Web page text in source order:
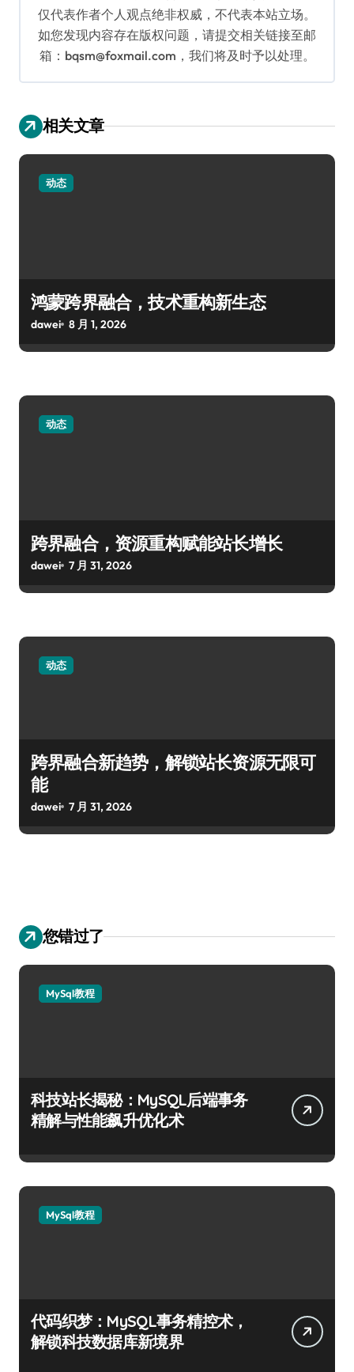
仅代表作者个人观点绝非权威，不代表本站立场。
如您发现内容存在版权问题，请提交相关链接至邮
箱：bqsm@foxmail.com，我们将及时予以处理。
相关文章
动态
鸿蒙跨界融合，技术重构新生态
dawei 8 月 1, 2026
动态
跨界融合，资源重构赋能站长增长
dawei 7 月 31, 2026
动态
跨界融合新趋势，解锁站长资源无限可
能
dawei 7 月 31, 2026
您错过了
MySql教程
科技站长揭秘：MySQL后端事务
精解与性能飙升优化术
MySql教程
代码织梦：MySQL事务精控术，
解锁科技数据库新境界